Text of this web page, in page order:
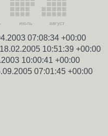
июль август
07:08:34 +00:00
18.02.2005 10:51:39 +00:00
10:00:41 +00:00
07:01:45 +00:00